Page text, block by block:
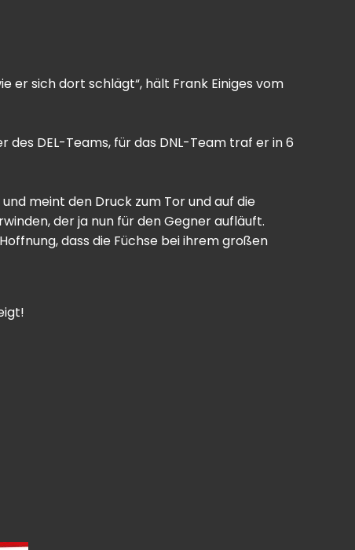
er sich dort schlägt“, hält Frank Einiges vom
DEL-Teams, für das DNL-Team traf er in 6
meint den Druck zum Tor und auf die
der ja nun für den Gegner aufläuft.
dass die Füchse bei ihrem großen